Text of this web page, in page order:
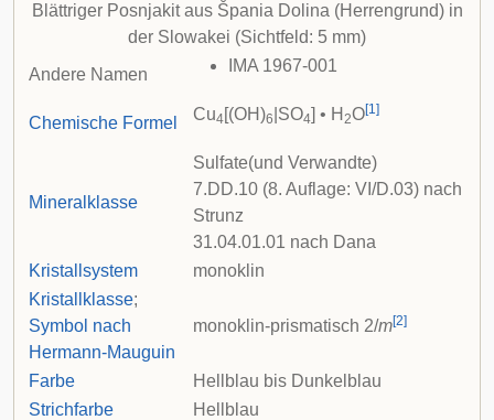
Blättriger Posnjakit aus Špania Dolina (Herrengrund) in
der Slowakei (Sichtfeld: 5 mm)
Andere Namen
IMA 1967-001
Chemische Formel Cu4[(OH)6 |SO4] • H 2O[1]
Mineralklasse
Sulfate(und Verwandte)
7.DD.10 (8. Auflage: VI/D.03) nach
Strunz
31.04.01.01 nach Dana
Kristallsystem
monoklin
Kristallklasse;
Symbol nach
Hermann-Mauguin
monoklin-prismatisch 2/m[2]
Farbe
Hellblau bis Dunkelblau
Strichfarbe
Hellblau